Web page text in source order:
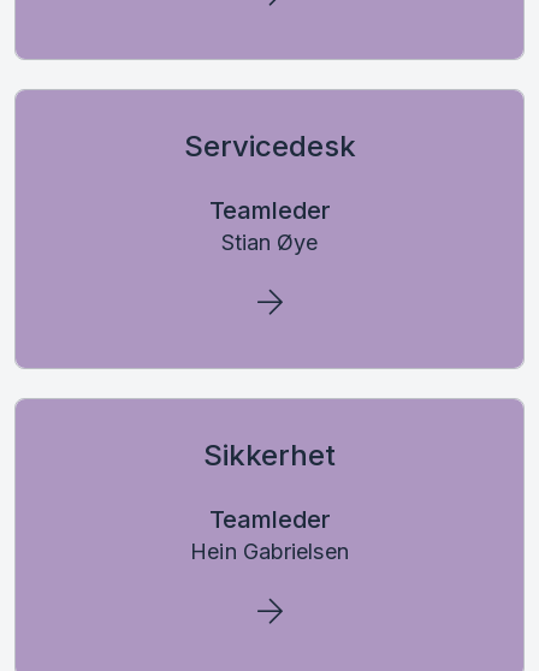
Servicedesk
Teamleder
Stian Øye
Sikkerhet
Teamleder
Hein Gabrielsen